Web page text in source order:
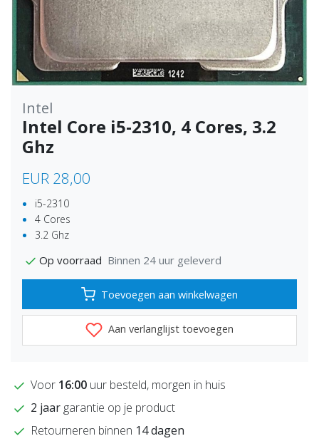
Intel
Intel Core i5-2310, 4 Cores, 3.2
Ghz
EUR 28,00
i5-2310
4 Cores
3.2 Ghz
Op voorraad Binnen 24 uur geleverd
Toevoegen aan winkelwagen
Aan verlanglijst toevoegen
Voor 16:00 uur besteld, morgen in huis
2 jaargarantie op je product
Retourneren binnen 14 dagen